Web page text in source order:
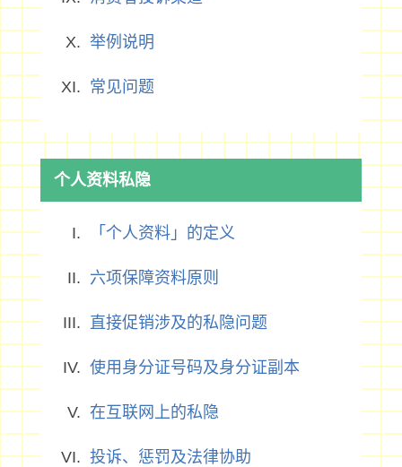
举例说明
常见问题
个人资料私隐
「个人资料」的定义
六项保障资料原则
直接促销涉及的私隐问题
使用身分证号码及身分证副本
在互联网上的私隐
投诉、惩罚及法律协助